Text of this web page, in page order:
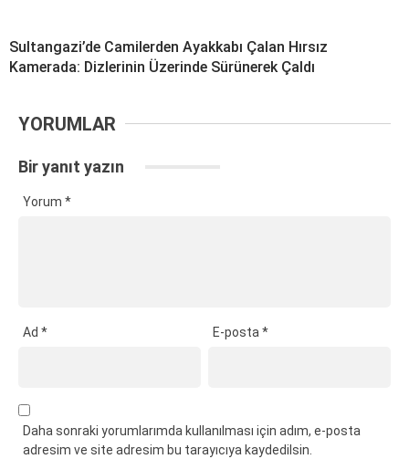
Sultangazi’de Camilerden Ayakkabı Çalan Hırsız
Kamerada: Dizlerinin Üzerinde Sürünerek Çaldı
YORUMLAR
Bir yanıt yazın
Yorum *
Ad * E-posta*
Daha sonraki yorumlarımda kullanılması için adım, e-posta
adresim ve site adresim bu tarayıcıya kaydedilsin.